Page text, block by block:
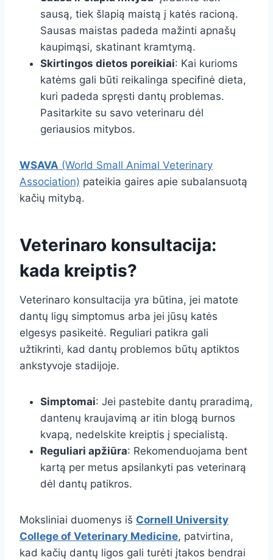
sausą, tiek šlapią maistą į katės racioną.
Sausas maistas padeda mažinti apnašų
kaupimąsi, skatinant kramtymą.
Skirtingos dietos poreikiai: Kai kurioms
katėms gali būti reikalinga specifinė dieta,
kuri padeda spręsti dantų problemas.
Pasitarkite su savo veterinaru dėl
geriausios mitybos.
WSAVA (World Small Animal Veterinary
Association) pateikia gaires apie subalansuotą
kačių mitybą.
Veterinaro konsultacija:
kada kreiptis?
Veterinaro konsultacija yra būtina, jei matote
dantų ligų simptomus arba jei jūsų katės
elgesys pasikeitė. Reguliari patikra gali
užtikrinti, kad dantų problemos būtų aptiktos
ankstyvoje stadijoje.
Simptomai: Jei pastebite dantų praradimą,
dantenų kraujavimą ar itin blogą burnos
kvapą, nedelskite kreiptis į specialistą.
Reguliari apžiūra: Rekomenduojama bent
kartą per metus apsilankyti pas veterinarą
dėl dantų patikros.
Moksliniai duomenys iš Cornell University
College of Veterinary Medicine, patvirtina,
kad kačių dantų ligos gali turėti įtakos bendrai